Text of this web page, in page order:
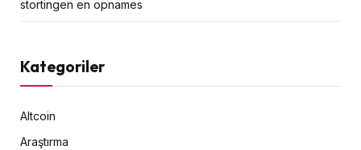
stortingen en opnames
Kategoriler
Altcoin
Araştırma